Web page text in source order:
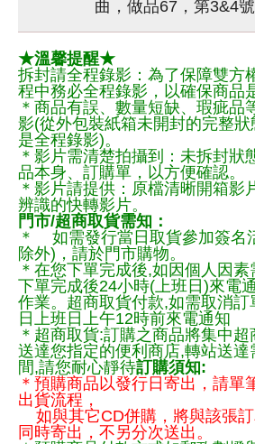
曲，做品67，第3&4
★溫馨提醒★
拆封請全程錄影：為了保障雙方
程中務必全程錄影，以確保商品
＊商品有誤、數量短缺、瑕疵品
影(從外包裝紙箱未開封的完整
是全程錄影)。
＊影片需清楚拍攝到：未拆封狀
品本身、訂購單，以方便確認。
＊影片請提供：原檔清晰開箱影
辨識的快轉影片。
門市/超商取貨需知：
＊ 如需發行當日取貨參加簽名
除外)，請於門市購物。
＊在您下單完成後,如因個人因
下單完成後24小時(上班日)來電
作業。超商取貨付款,如需取消訂
日上班日上午12時前來電通知
＊超商取貨:訂購之商品將集中
送達您指定的便利商店,轉站送
間,請您耐心靜待訂購須知:
＊預購商品以發行日寄出，請單
出貨流程，
如與其它CD併購，將與該張訂
同時寄出，不另分次送出。